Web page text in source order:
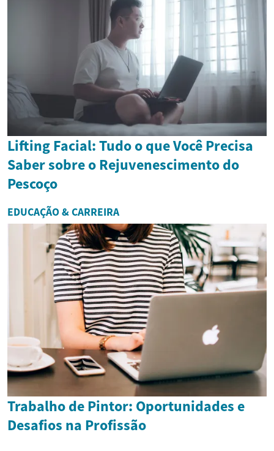
Lifting Facial: Tudo o que Você Precisa
Saber sobre o Rejuvenescimento do
Pescoço
EDUCAÇÃO & CARREIRA
Trabalho de Pintor: Oportunidades e
Desafios na Profissão